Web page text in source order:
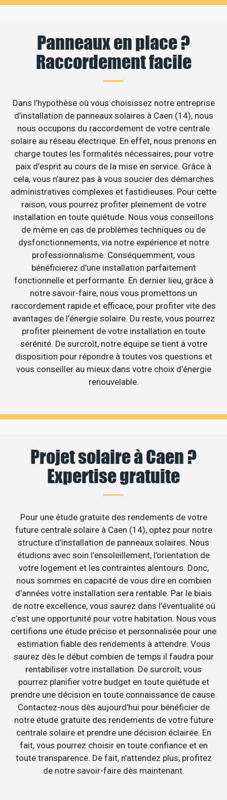
Panneaux en place ?
Raccordement facile
Dans l’hypothèse où vous choisissez notre entreprise
d’installation de panneaux solaires à Caen (14), nous
nous occupons du raccordement de votre centrale
solaire au réseau électrique. En effet, nous prenons en
charge toutes les formalités nécessaires, pour votre
paix d’esprit au cours de la mise en service. Grâce à
cela, vous n’aurez pas à vous soucier des démarches
administratives complexes et fastidieuses. Pour cette
raison, vous pourrez profiter pleinement de votre
installation en toute quiétude. Nous vous conseillons
de même en cas de problèmes techniques ou de
dysfonctionnements, via notre expérience et notre
professionnalisme. Conséquemment, vous
bénéficierez d’une installation parfaitement
fonctionnelle et performante. En dernier lieu, grâce à
notre savoir-faire, nous vous promettons un
raccordement rapide et efficace, pour profiter vite des
avantages de l’énergie solaire. Du reste, vous pourrez
profiter pleinement de votre installation en toute
sérénité. De surcroît, notre équipe se tient à votre
disposition pour répondre à toutes vos questions et
vous conseiller au mieux dans votre choix d’énergie
renouvelable.
Projet solaire à Caen ?
Expertise gratuite
Pour une étude gratuite des rendements de votre
future centrale solaire à Caen (14), optez pour notre
structure d’installation de panneaux solaires. Nous
étudions avec soin l’ensoleillement, l’orientation de
votre logement et les contraintes alentours. Donc,
nous sommes en capacité de vous dire en combien
d’années votre installation sera rentable. Par le biais
de notre excellence, vous saurez dans l’éventualité où
c’est une opportunité pour votre habitation. Nous vous
certifions une étude précise et personnalisée pour une
estimation fiable des rendements à attendre. Vous
saurez dès le début combien de temps il faudra pour
rentabiliser votre installation. De surcroît, vous
pourrez planifier votre budget en toute quiétude et
prendre une décision en toute connaissance de cause.
Contactez-nous dès aujourd’hui pour bénéficier de
notre étude gratuite des rendements de votre future
centrale solaire et prendre une décision éclairée. En
fait, vous pourrez choisir en toute confiance et en
toute transparence. De fait, n’attendez plus, profitez
de notre savoir-faire dès maintenant.